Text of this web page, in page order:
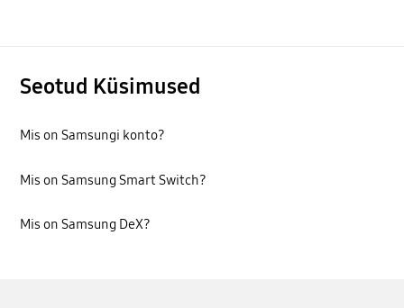
Seotud Küsimused
Mis on Samsungi konto?
Mis on Samsung Smart Switch?
Mis on Samsung DeX?